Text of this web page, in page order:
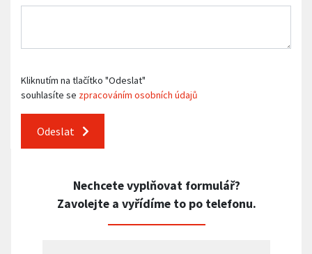
Kliknutím na tlačítko "Odeslat"
souhlasíte se zpracováním osobních údajů
Odeslat
Nechcete vyplňovat formulář?
Zavolejte a vyřídíme to po telefonu.